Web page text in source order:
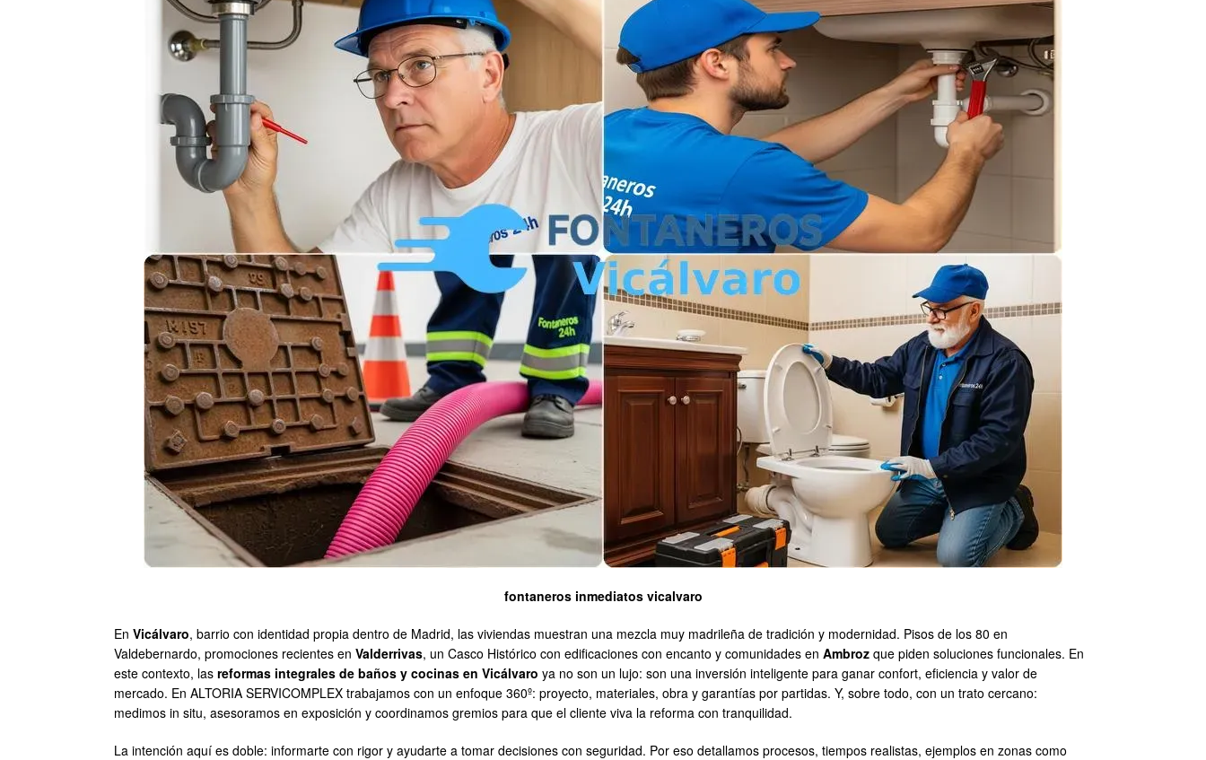
fontaneros inmediatos vicalvaro
En Vicálvaro, barrio con identidad propia dentro de Madrid, las viviendas muestran una mezcla muy madrileña de tradición y modernidad. Pisos de los 80 en
Valdebernardo, promociones recientes en Valderrivas, un Casco Histórico con edificaciones con encanto y comunidades en Ambroz que piden soluciones funcionales. En
este contexto, las reformas integrales de baños y cocinas en Vicálvaro ya no son un lujo: son una inversión inteligente para ganar confort, eficiencia y valor de
mercado. En ALTORIA SERVICOMPLEX trabajamos con un enfoque 360º: proyecto, materiales, obra y garantías por partidas. Y, sobre todo, con un trato cercano:
medimos in situ, asesoramos en exposición y coordinamos gremios para que el cliente viva la reforma con tranquilidad.
La intención aquí es doble: informarte con rigor y ayudarte a tomar decisiones con seguridad. Por eso detallamos procesos, tiempos realistas, ejemplos en zonas como